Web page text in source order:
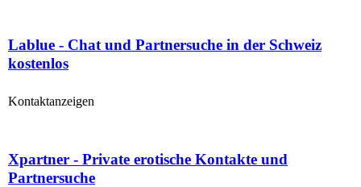
Lablue - Chat und Partnersuche in der Schweiz
kostenlos
Kontaktanzeigen
Xpartner - Private erotische Kontakte und
Partnersuche